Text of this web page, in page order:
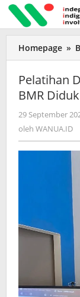
Lewati
konten
Homepage »
Pelatihan
BMR
29 September
oleh WANUA.ID